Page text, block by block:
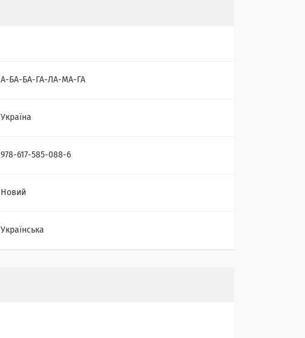
А-БА-БА-ГА-ЛА-МА-ГА
Україна
978-617-585-088-6
Новий
Українська